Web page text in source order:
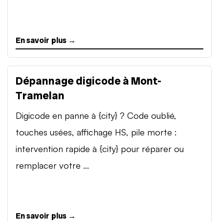
En savoir plus →
Dépannage digicode à Mont-
Tramelan
Digicode en panne à {city} ? Code oublié,
touches usées, affichage HS, pile morte :
intervention rapide à {city} pour réparer ou
remplacer votre ...
En savoir plus →